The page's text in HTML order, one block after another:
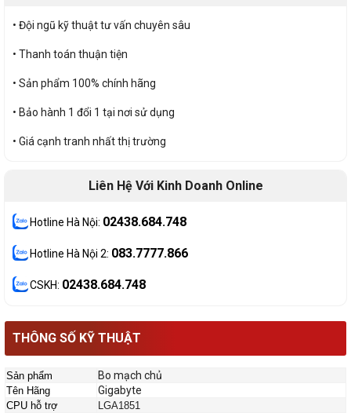
• Đội ngũ kỹ thuật tư vấn chuyên sâu
• Thanh toán thuận tiện
• Sản phẩm 100% chính hãng
• Bảo hành 1 đổi 1 tại nơi sử dụng
• Giá cạnh tranh nhất thị trường
Liên Hệ Với Kinh Doanh Online
Hotline Hà Nội: 02438.684.748
Hotline Hà Nội 2: 083.7777.866
CSKH: 02438.684.748
THÔNG SỐ KỸ THUẬT
Sản phẩm Bo mạch chủ
Tên Hãng Gigabyte
CPU hỗ trợ
LGA1851